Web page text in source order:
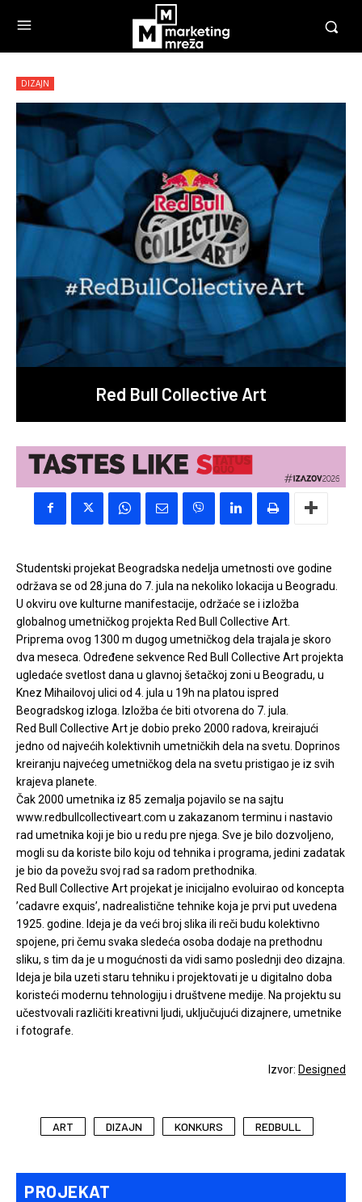
PROJEKAT
DIZAJN
Red Bull Collective Art
Studentski projekat Beogradska nedelja umetnosti ove godine
održava se od 28.juna do 7. jula na nekoliko lokacija u Beogradu.
U okviru ove kulturne manifestacije, održaće se i izložba
globalnog umetničkog projekta Red Bull Collective Art.
Priprema ovog 1300 m dugog umetničkog dela trajala je skoro
dva meseca. Određene sekvence Red Bull Collective Art projekta
ugledaće svetlost dana u glavnoj šetačkoj zoni u Beogradu, u
Knez Mihailovoj ulici od 4. jula u 19h na platou ispred
Beogradskog izloga. Izložba će biti otvorena do 7. jula.
Red Bull Collective Art je dobio preko 2000 radova, kreirajući
jedno od najvećih kolektivnih umetničkih dela na svetu. Doprinos
kreiranju najvećeg umetničkog dela na svetu pristigao je iz svih
krajeva planete.
Čak 2000 umetnika iz 85 zemalja pojavilo se na sajtu
www.redbullcollectiveart.com u zakazanom terminu i nastavio
rad umetnika koji je bio u redu pre njega. Sve je bilo dozvoljeno,
mogli su da koriste bilo koju od tehnika i programa, jedini zadatak
je bio da povežu svoj rad sa radom prethodnika.
Red Bull Collective Art projekat je inicijalno evoluirao od koncepta
’cadavre exquis’, nadrealistične tehnike koja je prvi put uvedena
1925. godine. Ideja je da veći broj slika ili reči budu kolektivno
spojene, pri čemu svaka sledeća osoba dodaje na prethodnu
sliku, s tim da je u mogućnosti da vidi samo poslednji deo dizajna.
Ideja je bila uzeti staru tehniku i projektovati je u digitalno doba
koristeći modernu tehnologiju i društvene medije. Na projektu su
učestvovali različiti kreativni ljudi, uključujući dizajnere, umetnike
i fotografe.
Izvor: Designed
ART DIZAJN KONKURS REDBULL